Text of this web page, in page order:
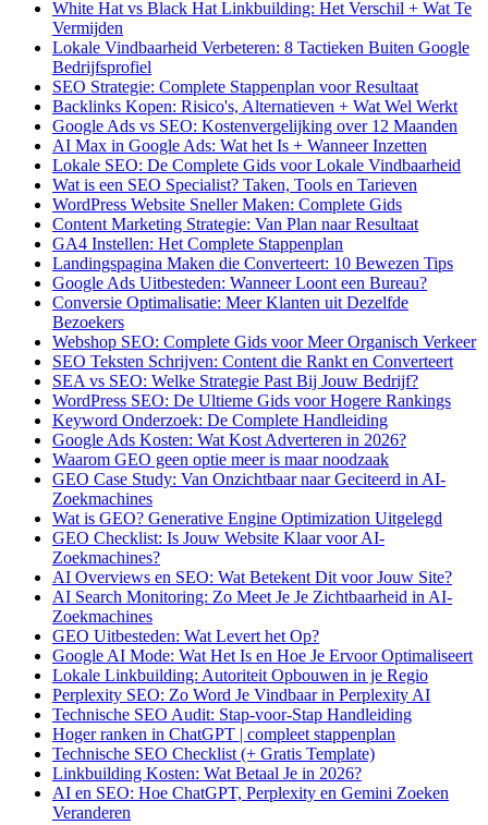
White Hat vs Black Hat Linkbuilding: Het Verschil + Wat Te
Vermijden
Lokale Vindbaarheid Verbeteren: 8 Tactieken Buiten Google
Bedrijfsprofiel
SEO Strategie: Complete Stappenplan voor Resultaat
Backlinks Kopen: Risico's, Alternatieven + Wat Wel Werkt
Google Ads vs SEO: Kostenvergelijking over 12 Maanden
AI Max in Google Ads: Wat het Is + Wanneer Inzetten
Lokale SEO: De Complete Gids voor Lokale Vindbaarheid
Wat is een SEO Specialist? Taken, Tools en Tarieven
WordPress Website Sneller Maken: Complete Gids
Content Marketing Strategie: Van Plan naar Resultaat
GA4 Instellen: Het Complete Stappenplan
Landingspagina Maken die Converteert: 10 Bewezen Tips
Google Ads Uitbesteden: Wanneer Loont een Bureau?
Conversie Optimalisatie: Meer Klanten uit Dezelfde
Bezoekers
Webshop SEO: Complete Gids voor Meer Organisch Verkeer
SEO Teksten Schrijven: Content die Rankt en Converteert
SEA vs SEO: Welke Strategie Past Bij Jouw Bedrijf?
WordPress SEO: De Ultieme Gids voor Hogere Rankings
Keyword Onderzoek: De Complete Handleiding
Google Ads Kosten: Wat Kost Adverteren in 2026?
Waarom GEO geen optie meer is maar noodzaak
GEO Case Study: Van Onzichtbaar naar Geciteerd in AI-
Zoekmachines
Wat is GEO? Generative Engine Optimization Uitgelegd
GEO Checklist: Is Jouw Website Klaar voor AI-
Zoekmachines?
AI Overviews en SEO: Wat Betekent Dit voor Jouw Site?
AI Search Monitoring: Zo Meet Je Je Zichtbaarheid in AI-
Zoekmachines
GEO Uitbesteden: Wat Levert het Op?
Google AI Mode: Wat Het Is en Hoe Je Ervoor Optimaliseert
Lokale Linkbuilding: Autoriteit Opbouwen in je Regio
Perplexity SEO: Zo Word Je Vindbaar in Perplexity AI
Technische SEO Audit: Stap-voor-Stap Handleiding
Hoger ranken in ChatGPT | compleet stappenplan
Technische SEO Checklist (+ Gratis Template)
Linkbuilding Kosten: Wat Betaal Je in 2026?
AI en SEO: Hoe ChatGPT, Perplexity en Gemini Zoeken
Veranderen